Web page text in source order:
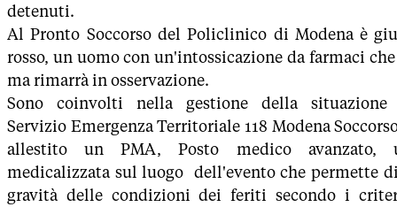
detenuti.
Al Pronto Soccorso del Policlinico di Modena è
rosso, un uomo con un'intossicazione da farmaci
ma rimarrà in osservazione.
Sono coinvolti nella gestione della
Servizio Emergenza Territoriale 118 Modena
allestito un
PMA, Posto medico avanzato,
medicalizzata sul luogo dell'evento che permette
gravità delle condizioni dei feriti secondo i